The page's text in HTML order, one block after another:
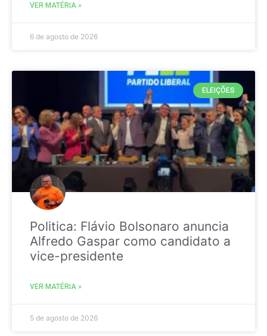
VER MATÉRIA »
6 de agosto de 2026
ELEIÇÕES
Politica: Flávio Bolsonaro anuncia
Alfredo Gaspar como candidato a
vice-presidente
VER MATÉRIA »
5 de agosto de 2026